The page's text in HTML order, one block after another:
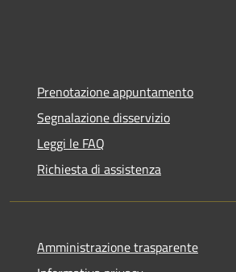
Prenotazione appuntamento
Segnalazione disservizio
Leggi le FAQ
Richiesta di assistenza
Amministrazione trasparente